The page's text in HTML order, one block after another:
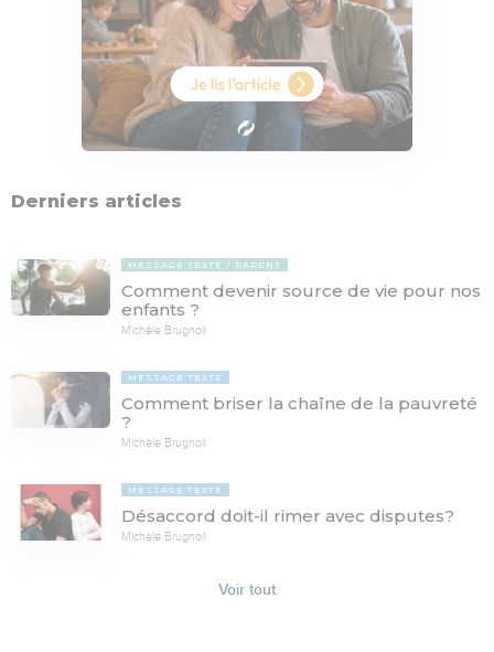
Derniers articles
MESSAGE TEXTE PARENT
Comment devenir source de vie pour nos
enfants ?
Michèle Brugnoli
MESSAGE TEXTE
Comment briser la chaîne de la pauvreté
?
Michèle Brugnoli
MESSAGE TEXTE
Désaccord doit-il rimer avec disputes?
Michèle Brugnoli
Voir tout